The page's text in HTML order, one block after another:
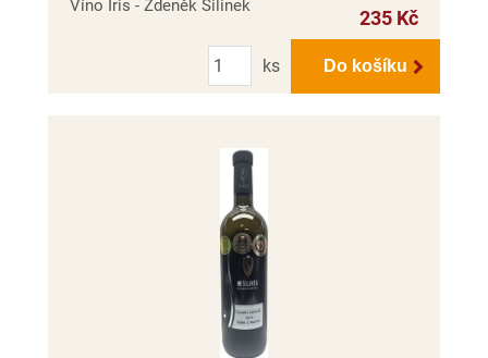
Víno Iris - Zdeněk Šilinek
235 Kč
Počet
ks
Do košíku